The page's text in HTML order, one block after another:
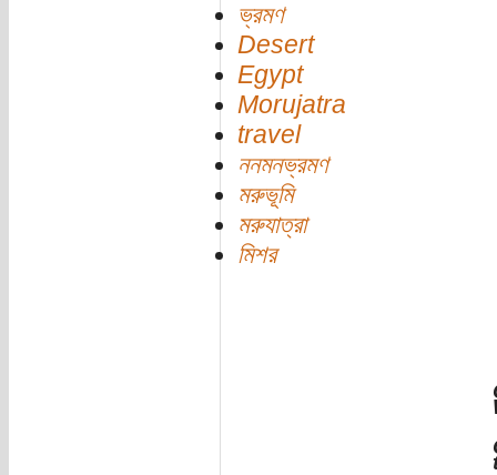
ভ্রমণ
Desert
Egypt
Morujatra
travel
ননমনভ্রমণ
মরুভূমি
মরুযাত্রা
মিশর